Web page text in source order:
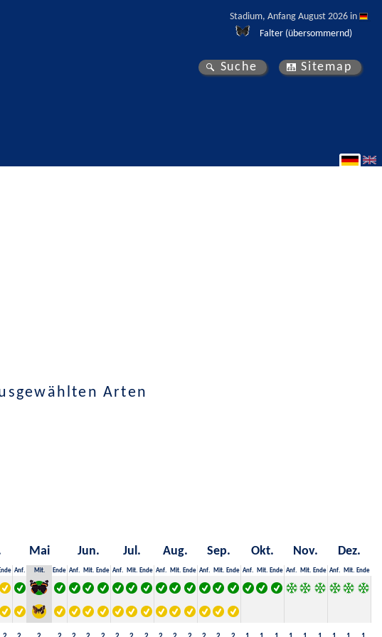
Stadium, Anfang August 2026 in
Falter (übersommernd)
Suche Sitemap
Arten
Mai Jun. Jul. Aug. Sep. Okt. Nov. Dez.
Anf. Mit. Ende Anf. Mit. Ende Anf. Mit. Ende Anf. Mit. Ende Anf. Mit. Ende Anf. Mit. Ende Anf. Mit. Ende Anf. Mit. Ende